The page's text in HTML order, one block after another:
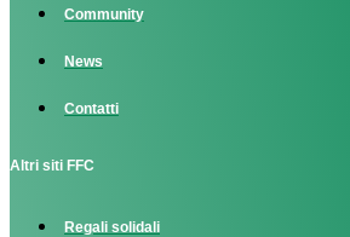
Community
News
Contatti
Altri siti FFC
Regali solidali